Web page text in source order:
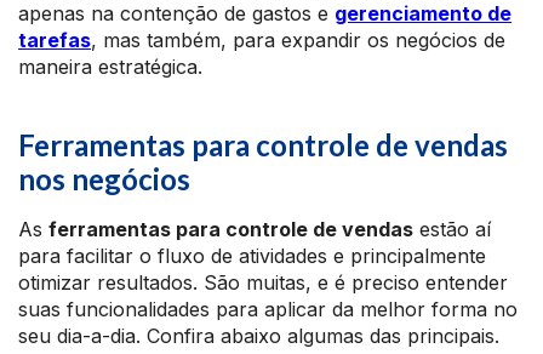
apenas na contenção de gastos e gerenciamento de
tarefas, mas também, para expandir os negócios de
maneira estratégica.
Ferramentas para controle de vendas
nos negócios
As ferramentas para controle de vendas estão aí
para facilitar o fluxo de atividades e principalmente
otimizar resultados. São muitas, e é preciso entender
suas funcionalidades para aplicar da melhor forma no
seu dia-a-dia. Confira abaixo algumas das principais.